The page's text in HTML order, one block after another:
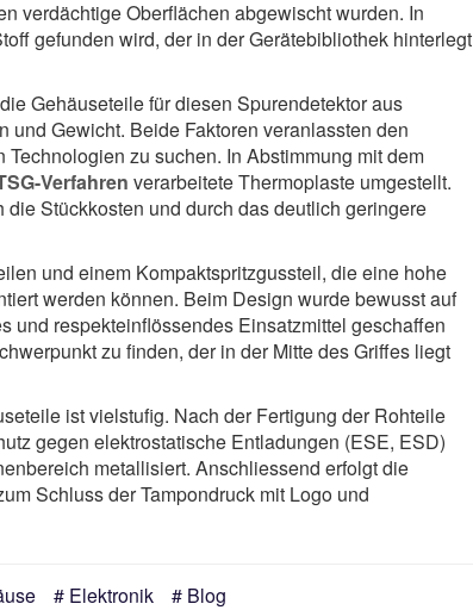
verdächtige Oberflächen abgewischt wurden. In
gefunden wird, der in der Gerätebibliothek hinterlegt
Gehäuseteile für diesen Spurendetektor aus
Gewicht. Beide Faktoren veranlassten den
zu suchen. In Abstimmung mit dem
Verfahren verarbeitete Thermoplaste umgestellt.
Stückkosten und durch das deutlich geringere
und einem Kompaktspritzgussteil, die eine hohe
werden können. Beim Design wurde bewusst auf
und respekteinflössendes Einsatzmittel geschaffen
zu finden, der in der Mitte des Griffes liegt
ist vielstufig. Nach der Fertigung der Rohteile
gegen elektrostatische Entladungen (ESE, ESD)
metallisiert. Anschliessend erfolgt die
Schluss der Tampondruck mit Logo und
Elektronik Blog